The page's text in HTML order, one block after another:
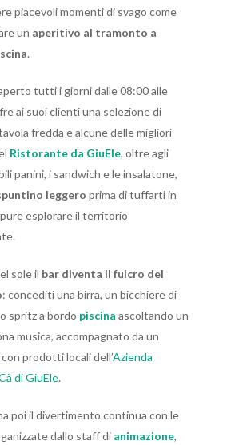
piacevoli momenti di svago come
un aperitivo al tramonto a
.
tutti i giorni dalle 08:00 alle
ai suoi clienti una selezione di
fredda e alcune delle migliori
Ristorante da GiuEle, oltre agli
panini, i sandwich e le insalatone,
leggero prima di tuffarti in
esplorare il territorio
sole il bar diventa il fulcro del
: concediti una birra, un bicchiere di
spritz a bordo piscina ascoltando un
musica, accompagnato da un
prodotti locali dell’Azienda
di GiuEle.
poi il divertimento continua con le
dallo staff di animazione,